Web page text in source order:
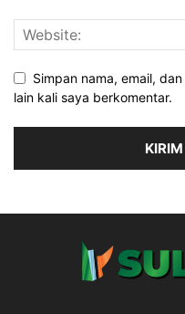
Simpan nama, email,
lain kali saya berkomentar.